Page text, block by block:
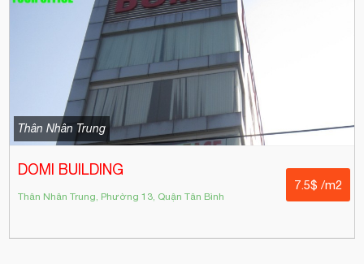
Thân Nhân Trung
DOMI BUILDING
Thân Nhân Trung, Phường 13, Quận Tân Bình
7.5$ /m2